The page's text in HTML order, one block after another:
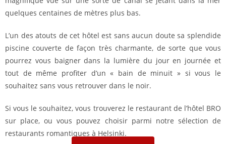
quelques centaines de mètres plus bas.
L’un des atouts de cet hôtel est sans aucun doute sa splendide
piscine couverte de façon très charmante, de sorte que vous
pourrez vous baigner dans la lumière du jour en journée et
tout de même profiter d’un « bain de minuit » si vous le
souhaitez sans vous retrouver dans le noir.
Si vous le souhaitez, vous trouverez le restaurant de l’hôtel BRO
sur place, ou vous pouvez choisir parmi notre sélection de
restaurants romantiques à Helsinki.